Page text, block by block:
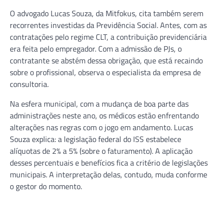
O advogado Lucas Souza, da Mitfokus, cita também serem
recorrentes investidas da Previdência Social. Antes, com as
contratações pelo regime CLT, a contribuição previdenciária
era feita pelo empregador. Com a admissão de PJs, o
contratante se abstém dessa obrigação, que está recaindo
sobre o profissional, observa o especialista da empresa de
consultoria.
Na esfera municipal, com a mudança de boa parte das
administrações neste ano, os médicos estão enfrentando
alterações nas regras com o jogo em andamento. Lucas
Souza explica: a legislação federal do ISS estabelece
alíquotas de 2% a 5% (sobre o faturamento). A aplicação
desses percentuais e benefícios fica a critério de legislações
municipais. A interpretação delas, contudo, muda conforme
o gestor do momento.